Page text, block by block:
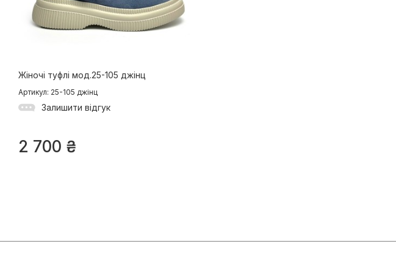
Жіночі туфлі мод.25-105 джінц
Артикул: 25-105 джінц
Залишити відгук
2 700 ₴